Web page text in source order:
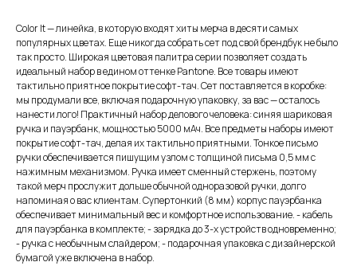
Color It — линейка, в которую входят хиты мерча в десяти самых
популярных цветах. Еще никогда собрать сет под свой брендбук не было
так просто. Широкая цветовая палитра серии позволяет создать
идеальный набор в едином оттенке Pantone. Все товары имеют
тактильно приятное покрытие софт-тач. Сет поставляется в коробке:
мы продумали все, включая подарочную упаковку, за вас — осталось
нанести лого! Практичный набор делового человека: синяя шариковая
ручка и пауэрбанк, мощностью 5000 мАч. Все предметы наборы имеют
покрытие софт-тач, делая их тактильно приятными. Тонкое письмо
ручки обеспечивается пишущим узлом с толщиной письма 0,5 мм с
нажимным механизмом. Ручка имеет сменный стержень, поэтому
такой мерч прослужит дольше обычной одноразовой ручки, долго
напоминая о вас клиентам. Супертонкий (8 мм) корпус пауэрбанка
обеспечивает минимальный вес и комфортное использование. - кабель
для пауэрбанка в комплекте; - зарядка до 3-х устройств одновременно;
- ручка с необычным слайдером; - подарочная упаковка с дизайнерской
бумагой уже включена в набор.